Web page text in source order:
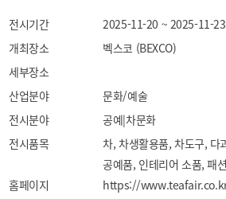
전시기간
2025-11-20 ~ 2025-11-23
개최장소
벡스코 (BEXCO)
세부장소
산업분야
문화/예술
전시분야
공예|차문화
전시품목
차, 차생활용품, 차도구, 다
공예품, 인테리어 소품, 패
홈페이지
https://